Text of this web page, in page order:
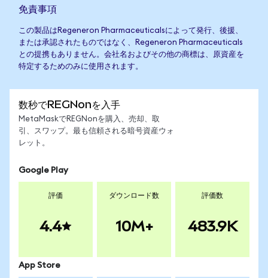
免責事項
この製品はRegeneron Pharmaceuticalsによって発行、後援、
または承認されたものではなく、Regeneron Pharmaceuticals
との提携もありません。会社名およびその他の商標は、原資産を
特定するためのみに使用されます。
数秒でREGNonを入手
MetaMaskでREGNonを購入、売却、取
引、スワップ。最も信頼される暗号資産ウォ
レット。
Google Play
評価
4.4
ダウンロード数
10M+
評価数
483.9K
App Store